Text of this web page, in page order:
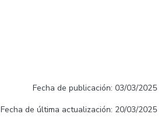
Fecha de publicación: 03/03/2025
Fecha de última actualización: 20/03/2025